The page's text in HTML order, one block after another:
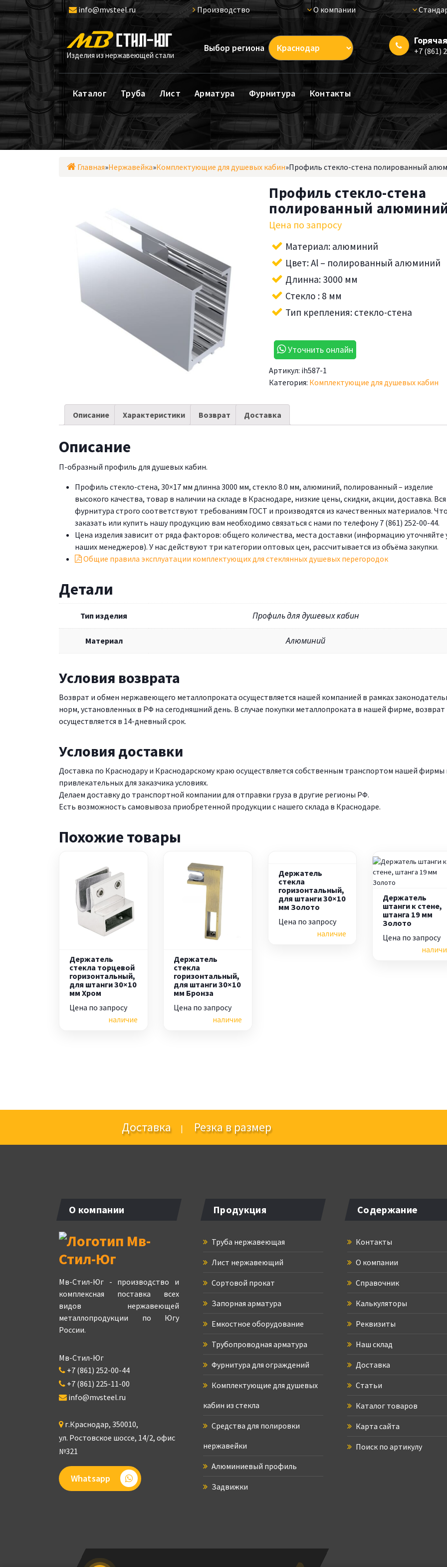
Перейти
к
содержимому
info@mvsteel.ru Производство О компании
Изделия из нержавеющей стали +7 (861)
Выбор региона
Каталог Труба Лист Арматура Фурнитура Контакты
Главная»Нержавейка»Комплектующие для душевых кабин»Профиль стекло-стена полированный
Профиль стекло-стена
полированный
Цена по запросу
Материал: алюминий
Цвет: Al – полированный алюминий
Длинна: 3000 мм
Стекло : 8 мм
Тип крепления: стекло-стена
Уточнить онлайн
Артикул: ih587-1
Категория: Комплектующие для душевых кабин
Описание Характеристики Возврат Доставка
Описание
П-образный профиль для душевых кабин.
Профиль стекло-стена, 30×17 мм длинна 3000 мм, стекло 8.0 мм, алюминий, полированный – изделие
высокого качества, товар в наличии на складе в Краснодаре, низкие цены, скидки, акции, доставка. Вся
фурнитура строго соответствуют требованиям ГОСТ и производятся из качественных материалов.
заказать или купить нашу продукцию вам необходимо связаться с нами по телефону 7 (861) 252-00-44.
Цена изделия зависит от ряда факторов: общего количества, места доставки (информацию уточняйте
наших менеджеров). У нас действуют три категории оптовых цен, рассчитывается из объёма закупки.
Общие правила эксплуатации комплектующих для стеклянных душевых перегородок
Детали
Тип изделия Профиль для душевых кабин
Материал Алюминий
Условия возврата
Возврат и обмен нержавеющего металлопроката осуществляется нашей компанией в рамках
норм, установленных в РФ на сегодняшний день. В случае покупки металлопроката в нашей фирме, возврат
осуществляется в 14-дневный срок.
Условия доставки
Доставка по Краснодару и Краснодарскому краю осуществляется собственным транспортом нашей фирмы
привлекательных для заказчика условиях.
Делаем доставку до транспортной компании для отправки груза в другие регионы РФ.
Есть возможность самовывоза приобретенной продукции с нашего склада в Краснодаре.
Похожие товары
Держатель
стекла торцевой
горизонтальный,
для штанги 30×10
мм Хром
Цена по запросу
наличие
Держатель
стекла
горизонтальный,
для штанги 30×10
мм Бронза
Цена по запросу
наличие
Держатель
стекла
горизонтальный,
для штанги 30×10
мм Золото
Цена по запросу
наличие
Держатель
штанги к стене,
штанга 19 мм
Золото
Цена по запросу
Доставка| Резка в размер
О компании
Мв-Стил-Юг - производство и
комплексная поставка всех
видов нержавеющей
металлопродукции по Югу
России.
Мв-Стил-Юг
+7 (861) 252-00-44
+7 (861) 225-11-00
info@mvsteel.ru
г.Краснодар, 350010,
ул. Ростовское шоссе, 14/2, офис
№321
Whatsapp
Продукция
Труба нержавеющая
Лист нержавеющий
Сортовой прокат
Запорная арматура
Емкостное оборудование
Трубопроводная арматура
Фурнитура для ограждений
Комплектующие для душевых
кабин из стекла
Средства для полировки
нержавейки
Алюминиевый профиль
Задвижки
Содержание
Контакты
О компании
Справочник
Калькуляторы
Реквизиты
Наш склад
Доставка
Статьи
Каталог товаров
Карта сайта
Поиск по артикулу